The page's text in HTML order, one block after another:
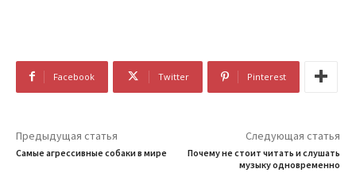
Facebook Twitter Pinterest
Предыдущая статья
Самые агрессивные собаки в мире
Следующая статья
Почему не стоит читать и слушать
музыку одновременно